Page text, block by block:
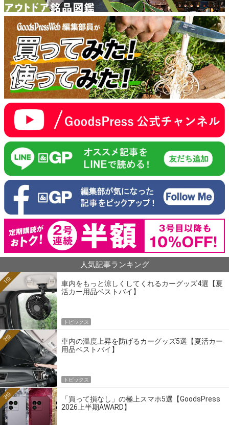
人気記事ランキング
車内をもっと涼しくしてくれるカーグッズ4選【夏
活カー用品ベストバイ】
1位
トピックス
車内の温度上昇を防げるカーグッズ5選【夏活カー
用品ベストバイ】
2位
トピックス
「買って損なし」の極上スマホ5選【GoodsPress
2026上半期AWARD】
3位